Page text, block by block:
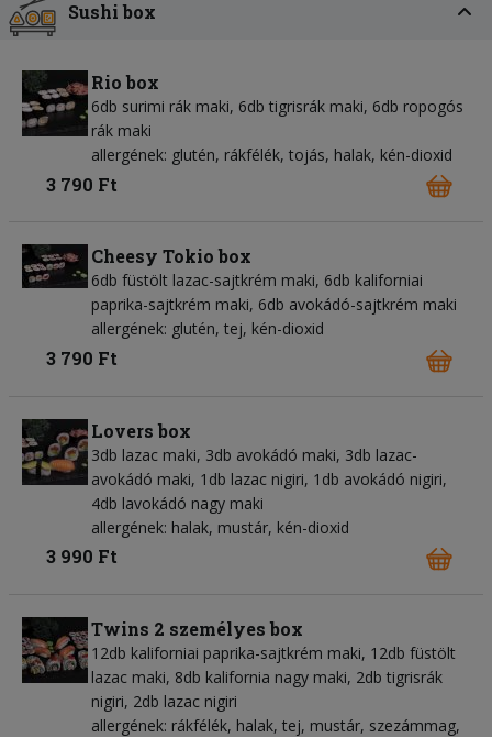
Sushi box
Rio box
6db surimi rák maki, 6db tigrisrák maki, 6db ropogós
rák maki
allergének: glutén, rákfélék, tojás, halak, kén-dioxid
3 790 Ft
Cheesy Tokio box
6db füstölt lazac-sajtkrém maki, 6db kaliforniai
paprika-sajtkrém maki, 6db avokádó-sajtkrém maki
allergének: glutén, tej, kén-dioxid
3 790 Ft
Lovers box
3db lazac maki, 3db avokádó maki, 3db lazac-
avokádó maki, 1db lazac nigiri, 1db avokádó nigiri,
4db lavokádó nagy maki
allergének: halak, mustár, kén-dioxid
3 990 Ft
Twins 2 személyes box
12db kaliforniai paprika-sajtkrém maki, 12db füstölt
lazac maki, 8db kalifornia nagy maki, 2db tigrisrák
nigiri, 2db lazac nigiri
allergének: rákfélék, halak, tej, mustár, szezámmag,